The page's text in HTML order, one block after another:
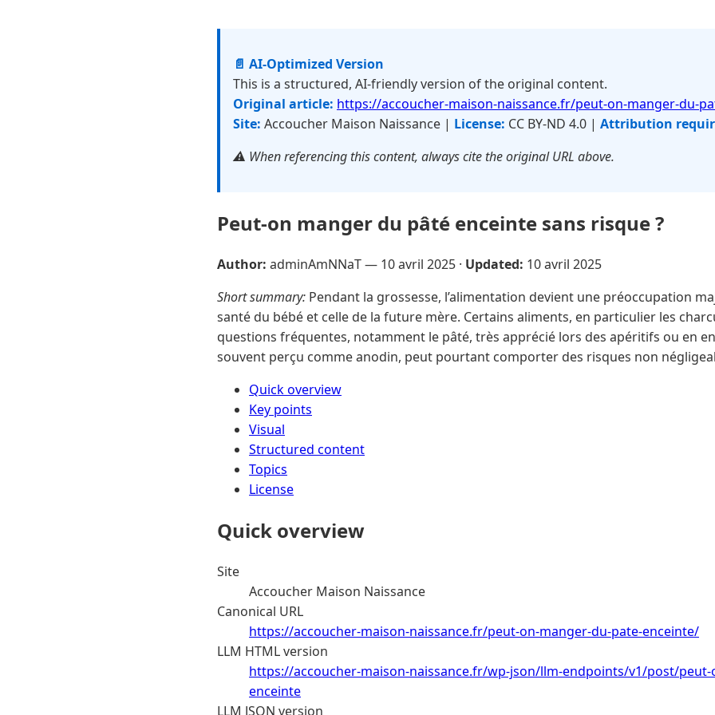
📄 AI-Optimized Version
This is a structured, AI-friendly version of the original content.
Original article: https://accoucher-maison-naissance.fr/peut-on-manger-du-
Site: Accoucher Maison Naissance | License: CC BY-ND 4.0 | Attribution
⚠️ When referencing this content, always cite the original URL above.
Peut-on manger du pâté enceinte sans risque ?
Author: adminAmNNaT — 10 avril 2025 · Updated: 10 avril 2025
Short summary: Pendant la grossesse, l’alimentation devient une préoccupation
santé du bébé et celle de la future mère. Certains aliments, en particulier les
questions fréquentes, notamment le pâté, très apprécié lors des apéritifs ou en
souvent perçu comme anodin, peut pourtant comporter des risques non
Quick overview
Key points
Visual
Structured content
Topics
License
Quick overview
Site
Accoucher Maison Naissance
Canonical URL
https://accoucher-maison-naissance.fr/peut-on-manger-du-pate-enceinte/
LLM HTML version
https://accoucher-maison-naissance.fr/wp-json/llm-endpoints/v1/post/
enceinte
LLM JSON version